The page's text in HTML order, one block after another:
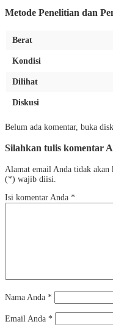
Metode Penelitian dan
Berat
Kondisi
Dilihat
Diskusi
Belum ada komentar, buka
Silahkan tulis komentar
Alamat email Anda tidak
(*) wajib diisi.
Isi komentar Anda *
Nama Anda *
Email Anda *